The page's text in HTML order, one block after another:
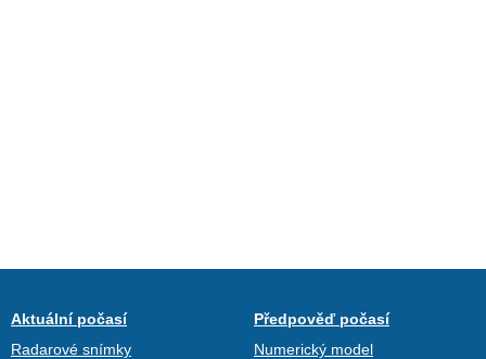
Aktuální počasí
Radarové snímky
Předpověď počasí
Numerický model